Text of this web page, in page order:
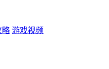
略 游戏视频